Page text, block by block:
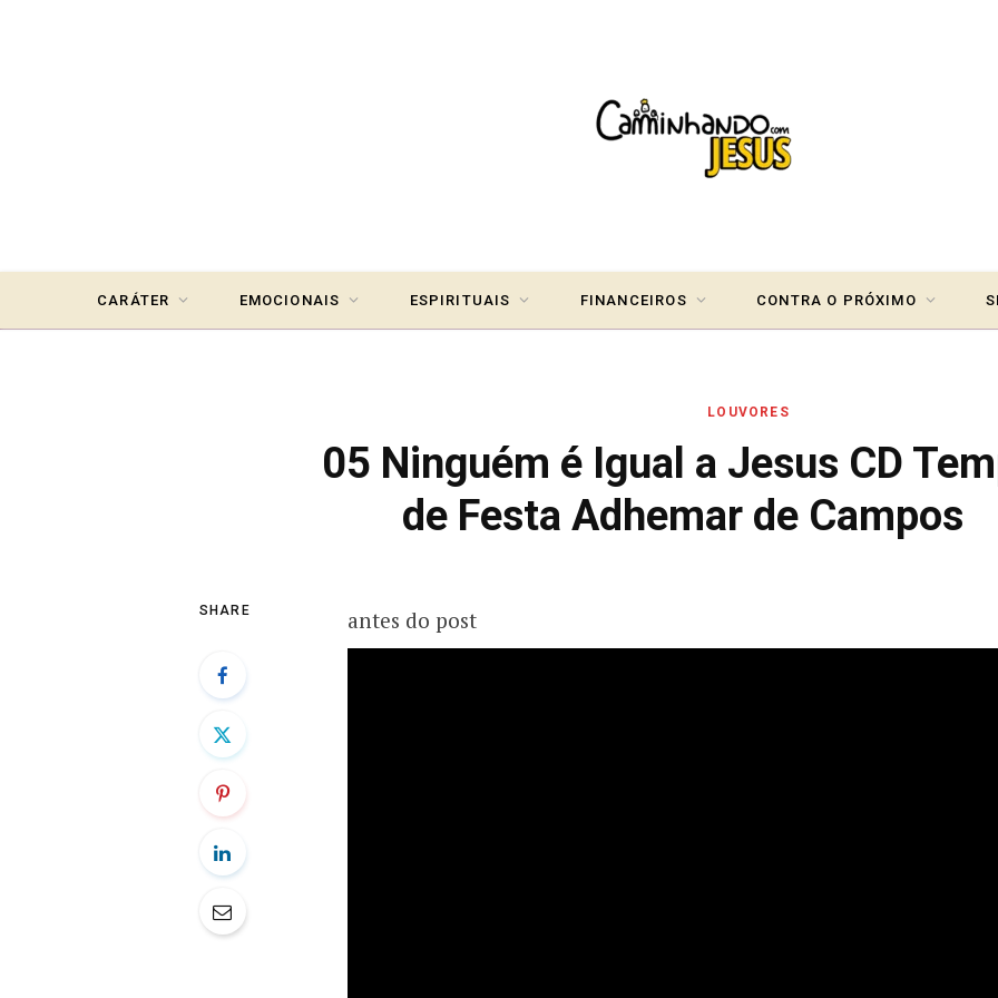
CARÁTER EMOCIONAIS ESPIRITUAIS FINANCEIROS CONTRA O PRÓXIMO
LOUVORES
05 Ninguém é Igual a Jesus CD
de Festa Adhemar de Campos
SHARE antes do post